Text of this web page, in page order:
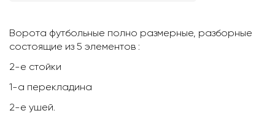
Ворота футбольные полно размерные, разборные
состоящие из 5 элементов :
2-е стойки
1-а перекладина
2-е ушей.